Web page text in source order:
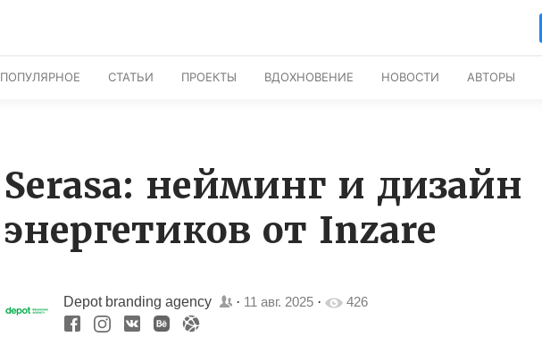
ПОПУЛЯРНОЕ СТАТЬИ ПРОЕКТЫ ВДОХНОВЕНИЕ НОВОСТИ АВТОРЫ
Serasa: нейминг и дизайн
энергетиков от Inzare
Depot branding agency · 11 авг. 2025· 426